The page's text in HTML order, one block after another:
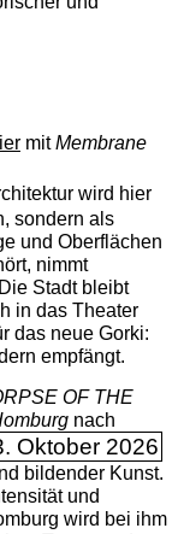
mit ­Membrane
wird hier
sondern als
und Oberflächen
nimmt
Stadt bleibt
in das Theater
das neue Gorki:
empfängt.
OF THE
nach
Oktober 2026
bildender Kunst.
und
wird bei ihm